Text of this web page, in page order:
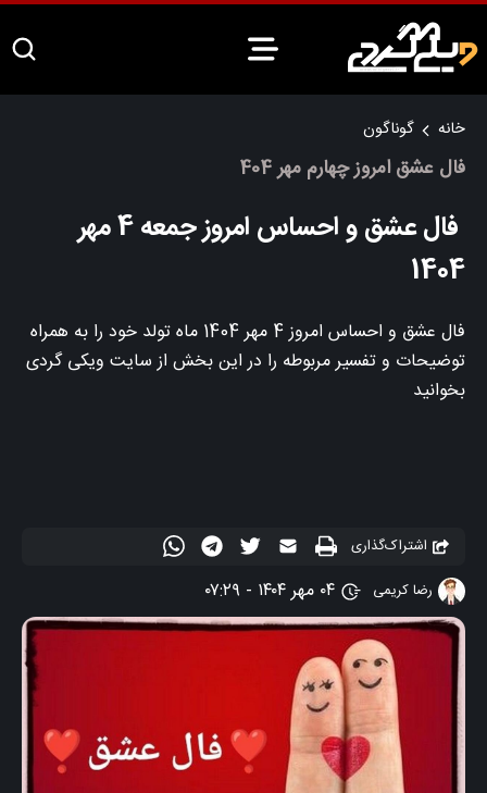
خانه گوناگون
فال عشق امروز چهارم مهر 404
فال عشق و احساس امروز جمعه 4 مهر
1404
فال عشق و احساس امروز 4 مهر 1404 ماه تولد خود را به همراه
توضیحات و تفسیر مربوطه را در این بخش از سایت ویکی گردی
بخوانید
اشتراک‌گذاری
رضا کریمی
۰۴ مهر ۱۴۰۴ - ۰۷:۲۹